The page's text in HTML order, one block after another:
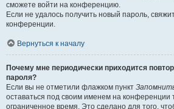
сможете войти на конференцию.
Если не удалось получить новый пароль,
конференции.
Вернуться к началу
Почему мне периодически приходится
пароля?
Если вы не отметили флажком пункт
оставаться под своим именем на конференции
ограниченное время. Это сделано для того,